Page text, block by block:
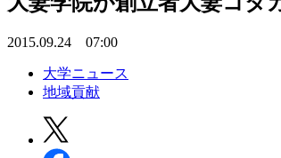
2015.09.24 07:00
大学ニュース
地域貢献